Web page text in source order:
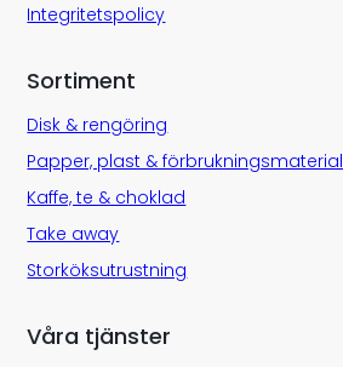
Integritetspolicy
Sortiment
Disk & rengöring
Papper, plast & förbrukningsmaterial
Kaffe, te & choklad
Take away
Storköksutrustning
Våra tjänster